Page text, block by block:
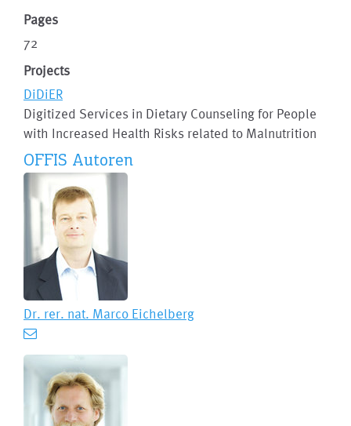
Pages
72
Projects
DiDiER
Digitized Services in Dietary Counseling for People
with Increased Health Risks related to Malnutrition
OFFIS Autoren
Dr. rer. nat. Marco Eichelberg